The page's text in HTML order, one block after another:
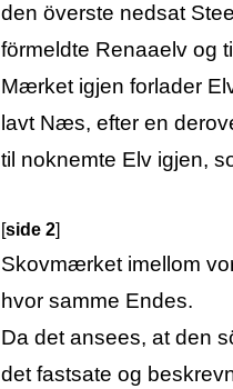
den överste nedsat
förmeldte Renaaelv og
Mærket igjen forlader
lavt Næs, efter en
til noknemte Elv igjen,
[side 2]
Skovmærket imellom
hvor samme Endes.
Da det ansees, at den
det fastsate og